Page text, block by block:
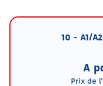
10 - A1/
A
Prix de